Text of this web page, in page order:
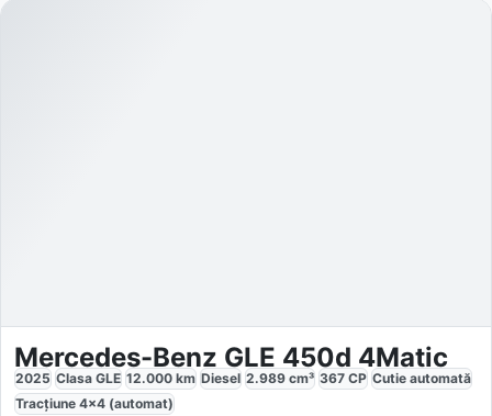
Mercedes-Benz GLE 450d 4Matic
2025 Clasa GLE 12.000 km Diesel 2.989 cm³ 367 CP Cutie automată
Tracțiune 4x4 (automat)